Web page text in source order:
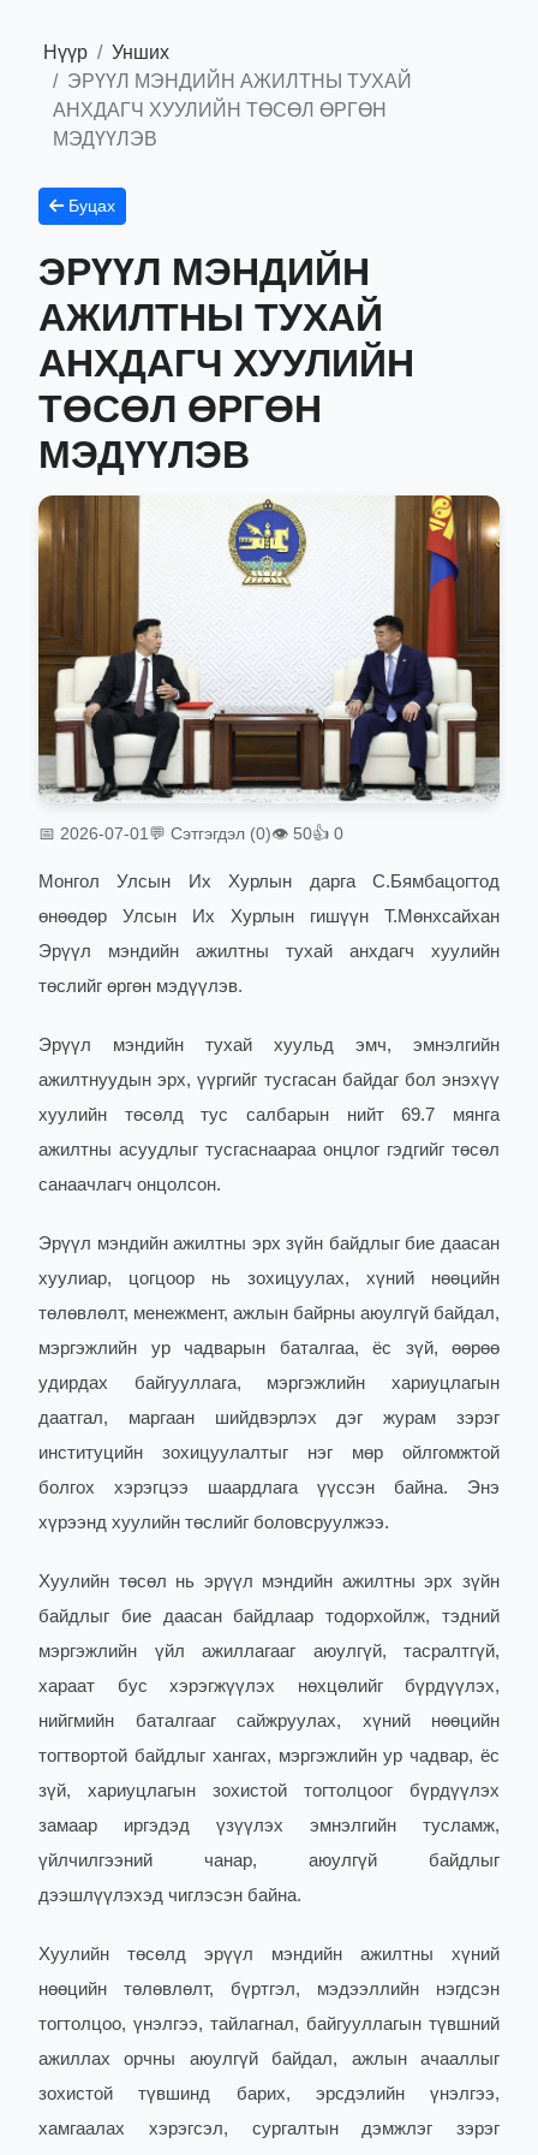
Нүүр
Унших
ЭРҮҮЛ МЭНДИЙН АЖИЛТНЫ ТУХАЙ
АНХДАГЧ ХУУЛИЙН ТӨСӨЛ ӨРГӨН
МЭДҮҮЛЭВ
Буцах
ЭРҮҮЛ МЭНДИЙН
АЖИЛТНЫ ТУХАЙ
АНХДАГЧ ХУУЛИЙН
ТӨСӨЛ ӨРГӨН
МЭДҮҮЛЭВ
📅 2026-07-01 💬 Сэтгэгдэл (0)👁 50👍 0
Монгол Улсын Их Хурлын дарга С.Бямбацогтод
өнөөдөр Улсын Их Хурлын гишүүн Т.Мөнхсайхан
Эрүүл мэндийн ажилтны тухай анхдагч хуулийн
төслийг өргөн мэдүүлэв.
Эрүүл мэндийн тухай хуульд эмч, эмнэлгийн
ажилтнуудын эрх, үүргийг тусгасан байдаг бол энэхүү
хуулийн төсөлд тус салбарын нийт 69.7 мянга
ажилтны асуудлыг тусгаснаараа онцлог гэдгийг төсөл
санаачлагч онцолсон.
Эрүүл мэндийн ажилтны эрх зүйн байдлыг бие даасан
хуулиар, цогцоор нь зохицуулах, хүний нөөцийн
төлөвлөлт, менежмент, ажлын байрны аюулгүй байдал,
мэргэжлийн ур чадварын баталгаа, ёс зүй, өөрөө
удирдах байгууллага, мэргэжлийн хариуцлагын
даатгал, маргаан шийдвэрлэх дэг журам зэрэг
институцийн зохицуулалтыг нэг мөр ойлгомжтой
болгох хэрэгцээ шаардлага үүссэн байна. Энэ
хүрээнд хуулийн төслийг боловсруулжээ.
Хуулийн төсөл нь эрүүл мэндийн ажилтны эрх зүйн
байдлыг бие даасан байдлаар тодорхойлж, тэдний
мэргэжлийн үйл ажиллагааг аюулгүй, тасралтгүй,
хараат бус хэрэгжүүлэх нөхцөлийг бүрдүүлэх,
нийгмийн баталгааг сайжруулах, хүний нөөцийн
тогтвортой байдлыг хангах, мэргэжлийн ур чадвар, ёс
зүй, хариуцлагын зохистой тогтолцоог бүрдүүлэх
замаар иргэдэд үзүүлэх эмнэлгийн тусламж,
үйлчилгээний чанар, аюулгүй байдлыг
дээшлүүлэхэд чиглэсэн байна.
Хуулийн төсөлд эрүүл мэндийн ажилтны хүний
нөөцийн төлөвлөлт, бүртгэл, мэдээллийн нэгдсэн
тогтолцоо, үнэлгээ, тайлагнал, байгууллагын түвшний
ажиллах орчны аюулгүй байдал, ажлын ачааллыг
зохистой түвшинд барих, эрсдэлийн үнэлгээ,
хамгаалах хэрэгсэл, сургалтын дэмжлэг зэрэг